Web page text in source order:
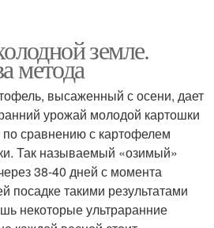
земле.
метода
высаженный с осени, дает
урожай молодой картошки
сравнению с картофелем
Так называемый «озимый»
38-40 дней с момента
посадке такими результатами
некоторые ультраранние